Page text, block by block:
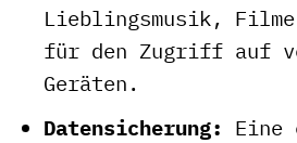
Lieblingsmusik,
für den Zugriff auf
Geräten.
Datensicherung: Eine